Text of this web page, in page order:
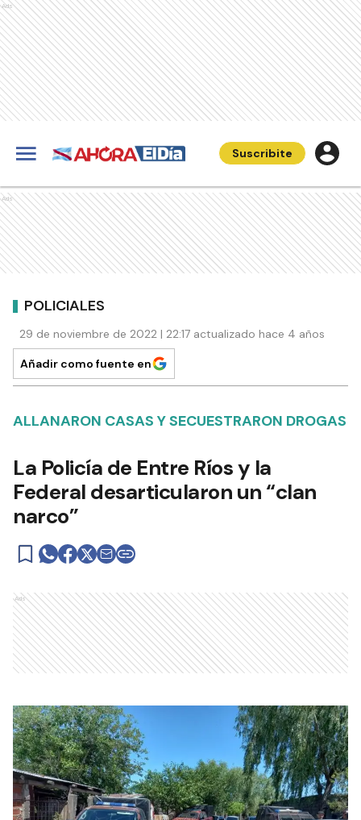
Ads
Suscribite
Ads
POLICIALES
29 de noviembre de 2022 | 22:17 actualizado hace 4 años
Añadir como fuente en
ALLANARON CASAS Y SECUESTRARON DROGAS
La Policía de Entre Ríos y la
Federal desarticularon un “clan
narco”
Ads